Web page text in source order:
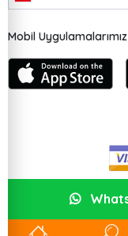
Mobil Uygulamalarımız